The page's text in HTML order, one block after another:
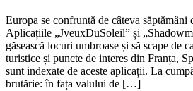
Europa se confruntă de câteva săptămâni
Aplicațiile „JveuxDuSoleil” și
găsească locuri umbroase și să scape de
turistice și puncte de interes din Franța,
sunt indexate de aceste aplicații. La
brutărie: în fața valului de […]